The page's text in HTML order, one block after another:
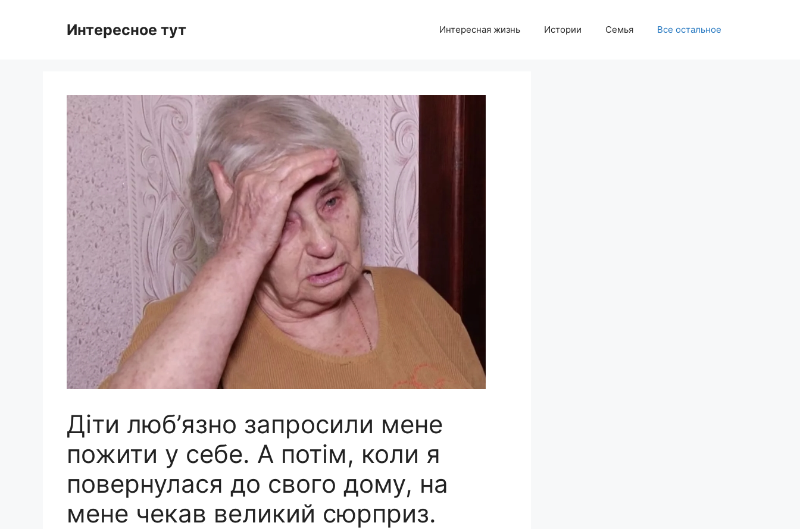
Интересное тут Интересная жизнь Истории Семья Все остальное
Діти люб’язно запросили мене
пожити у себе. А потім, коли я
повернулася до свого дому, на
мене чекав великий сюpприз.